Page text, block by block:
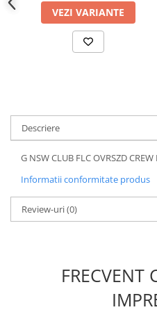
VEZI VARIANTE
Descriere
G NSW CLUB FLC OVRSZD
Informatii conformitate produs
Review-uri(0)
FRECVENT